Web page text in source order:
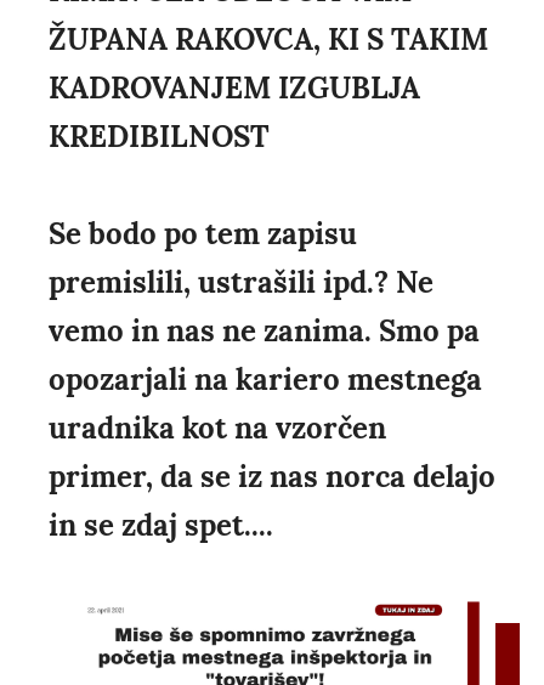
ŽUPANA RAKOVCA, KI S TAKIM
KADROVANJEM IZGUBLJA
KREDIBILNOST
Se bodo po tem zapisu
premislili, ustrašili ipd.? Ne
vemo in nas ne zanima. Smo pa
opozarjali na kariero mestnega
uradnika kot na vzorčen
primer, da se iz nas norca delajo
in se zdaj spet....